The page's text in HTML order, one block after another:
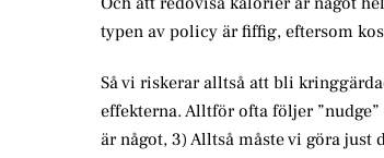
typen av policy är fiffig, eftersom
Så vi riskerar alltså att bli
effekterna. Alltför ofta följer
är något, 3) Alltså måste vi göra just